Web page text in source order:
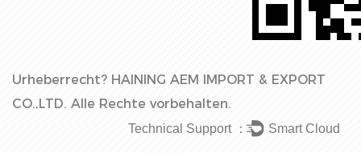
Urheberrecht? HAINING AEM IMPORT & EXPORT
CO.,LTD. Alle Rechte vorbehalten.
Technical Support ： Smart Cloud